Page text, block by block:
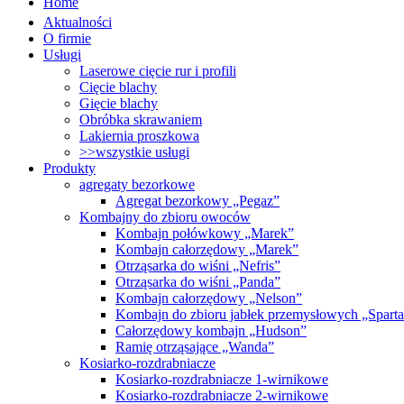
Aktualności
O firmie
Usługi
Laserowe cięcie rur i profili
Cięcie blachy
Gięcie blachy
Obróbka skrawaniem
Lakiernia proszkowa
>>wszystkie usługi
Produkty
agregaty bezorkowe
Agregat bezorkowy „Pegaz”
Kombajny do zbioru owoców
Kombajn połówkowy „Marek”
Kombajn całorzędowy „Marek”
Otrząsarka do wiśni „Nefris”
Otrząsarka do wiśni „Panda”
Kombajn całorzędowy „Nelson”
Kombajn do zbioru jabłek przemysłowych
Całorzędowy kombajn „Hudson”
Ramię otrząsające „Wanda”
Kosiarko-rozdrabniacze
Kosiarko-rozdrabniacze 1-wirnikowe
Kosiarko-rozdrabniacze 2-wirnikowe